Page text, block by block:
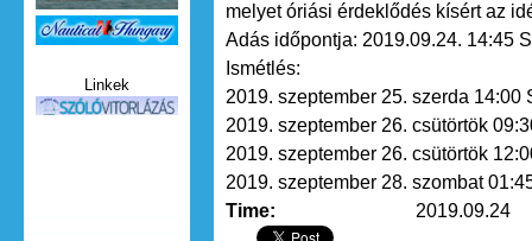
melyet óriási érdeklődés kísért az
Adás időpontja: 2019.09.24. 14:45
Ismétlés:
2019. szeptember 25. szerda 14:00
2019. szeptember 26. csütörtök
2019. szeptember 26. csütörtök
2019. szeptember 28. szombat
Time:
2019.09.24
Nauticat.jpg
Linkek
szolo_vitorlazas.jpg